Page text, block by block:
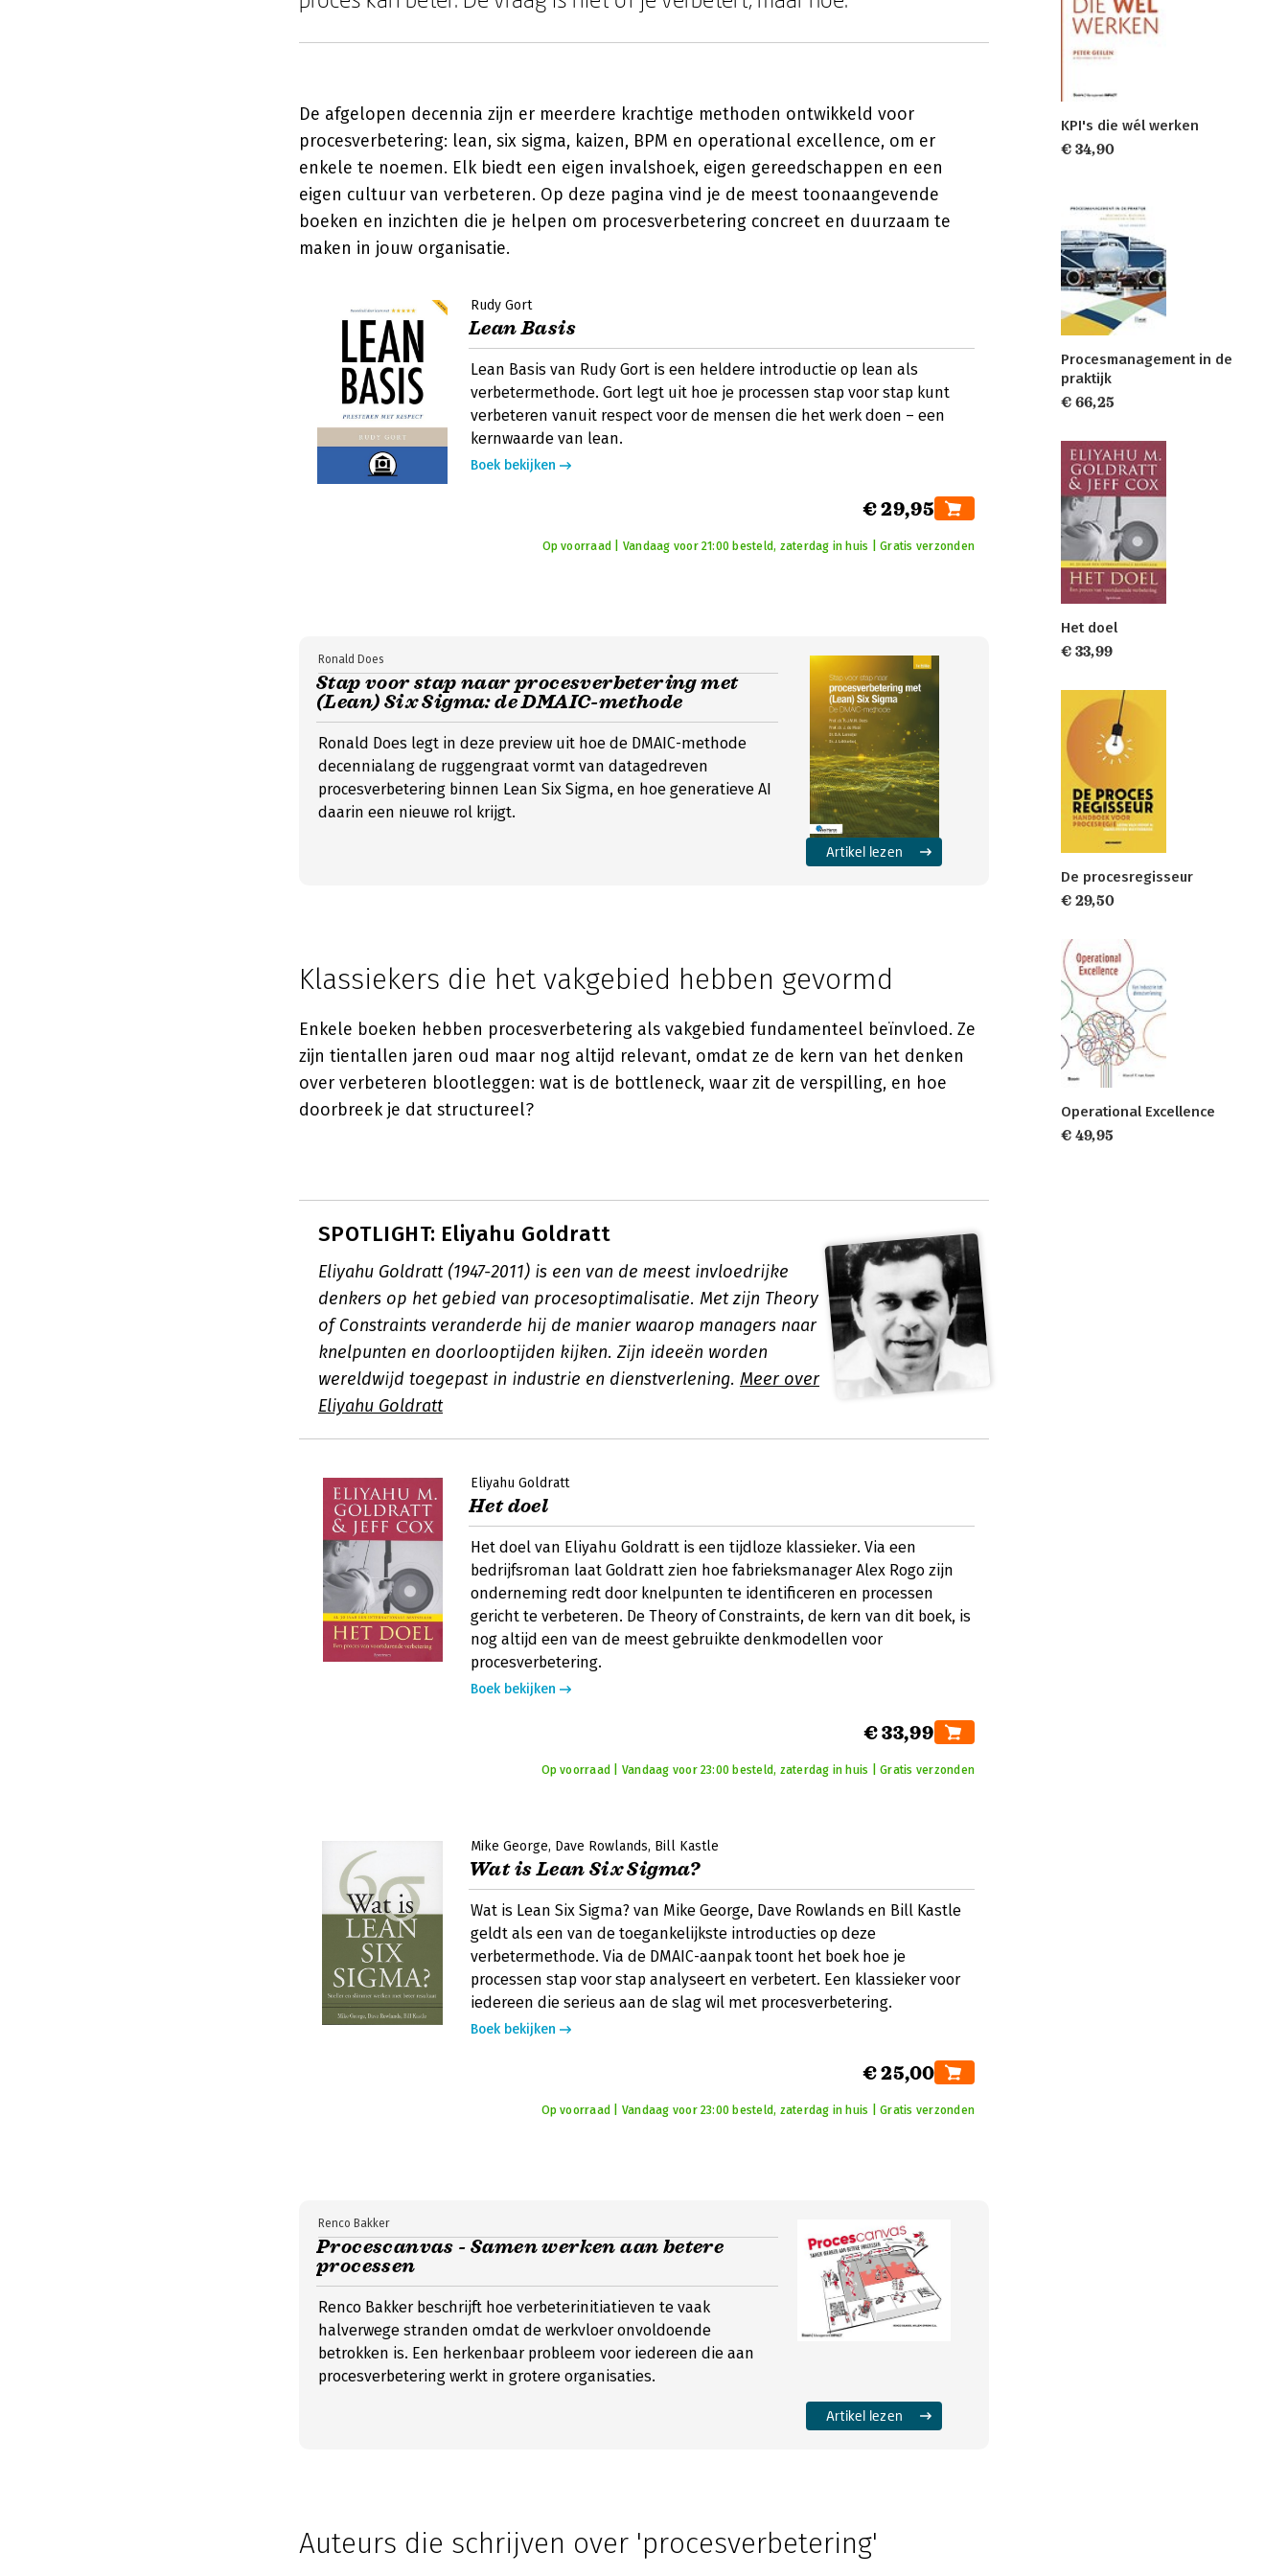
De afgelopen decennia zijn er meerdere krachtige methoden ontwikkeld voor
procesverbetering: lean, six sigma, kaizen, BPM en operational excellence, om er
enkele te noemen. Elk biedt een eigen invalshoek, eigen gereedschappen en een
eigen cultuur van verbeteren. Op deze pagina vind je de meest toonaangevende
boeken en inzichten die je helpen om procesverbetering concreet en duurzaam te
maken in jouw organisatie.
Rudy Gort
Lean Basis
Lean Basis van Rudy Gort is een heldere introductie op lean als
verbetermethode. Gort legt uit hoe je processen stap voor stap kunt
verbeteren vanuit respect voor de mensen die het werk doen – een
kernwaarde van lean.
Boek bekijken
€ 29,95
Op voorraad | Vandaag voor 21:00 besteld, zaterdag in huis | Gratis verzonden
Stap voor stap naar procesverbetering met
(Lean) Six Sigma: de DMAIC-methode
Ronald Does
Ronald Does legt in deze preview uit hoe de DMAIC-methode
decennialang de ruggengraat vormt van datagedreven
procesverbetering binnen Lean Six Sigma, en hoe generatieve AI
daarin een nieuwe rol krijgt.
Artikel lezen
Klassiekers die het vakgebied hebben gevormd
Enkele boeken hebben procesverbetering als vakgebied fundamenteel beïnvloed. Ze
zijn tientallen jaren oud maar nog altijd relevant, omdat ze de kern van het denken
over verbeteren blootleggen: wat is de bottleneck, waar zit de verspilling, en hoe
doorbreek je dat structureel?
SPOTLIGHT: Eliyahu Goldratt
Eliyahu Goldratt (1947-2011) is een van de meest invloedrijke
denkers op het gebied van procesoptimalisatie. Met zijn Theory
of Constraints veranderde hij de manier waarop managers naar
knelpunten en doorlooptijden kijken. Zijn ideeën worden
wereldwijd toegepast in industrie en dienstverlening. Meer over
Eliyahu Goldratt
Eliyahu Goldratt
Het doel
Het doel van Eliyahu Goldratt is een tijdloze klassieker. Via een
bedrijfsroman laat Goldratt zien hoe fabrieksmanager Alex Rogo zijn
onderneming redt door knelpunten te identificeren en processen
gericht te verbeteren. De Theory of Constraints, de kern van dit boek, is
nog altijd een van de meest gebruikte denkmodellen voor
procesverbetering.
Boek bekijken
€ 33,99
Op voorraad | Vandaag voor 23:00 besteld, zaterdag in huis | Gratis verzonden
Mike George Dave Rowlands Bill Kastle
Wat is Lean Six Sigma?
Wat is Lean Six Sigma? van Mike George, Dave Rowlands en Bill Kastle
geldt als een van de toegankelijkste introducties op deze
verbetermethode. Via de DMAIC-aanpak toont het boek hoe je
processen stap voor stap analyseert en verbetert. Een klassieker voor
iedereen die serieus aan de slag wil met procesverbetering.
Boek bekijken
€ 25,00
Op voorraad | Vandaag voor 23:00 besteld, zaterdag in huis | Gratis verzonden
Procescanvas - Samen werken aan betere
processen
Renco Bakker
Renco Bakker beschrijft hoe verbeterinitiatieven te vaak
halverwege stranden omdat de werkvloer onvoldoende
betrokken is. Een herkenbaar probleem voor iedereen die aan
procesverbetering werkt in grotere organisaties.
Artikel lezen
Auteurs die schrijven over 'procesverbetering'
KPI's die wél werken
€ 34,90
Procesmanagement in de
praktijk
€ 66,25
Het doel
€ 33,99
De procesregisseur
€ 29,50
Operational Excellence
€ 49,95